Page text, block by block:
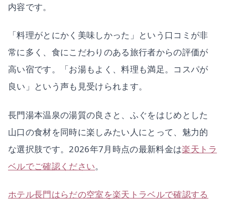
内容です。
「料理がとにかく美味しかった」という口コミが非
常に多く、食にこだわりのある旅行者からの評価が
高い宿です。「お湯もよく、料理も満足。コスパが
良い」という声も見受けられます。
長門湯本温泉の湯質の良さと、ふぐをはじめとした
山口の食材を同時に楽しみたい人にとって、魅力的
な選択肢です。2026年7月時点の最新料金は楽天トラ
ベルでご確認ください。
ホテル長門はらだの空室を楽天トラベルで確認する